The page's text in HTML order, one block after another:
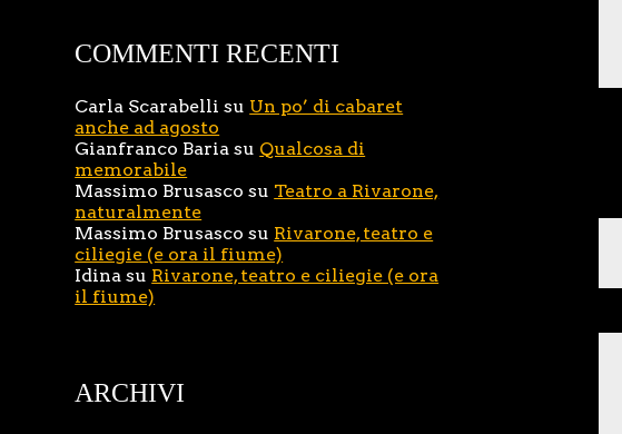
COMMENTI RECENTI
Carla Scarabelli su Un po’ di cabaret
anche ad agosto
Gianfranco Baria su Qualcosa di
memorabile
Massimo Brusasco su Teatro a Rivarone,
naturalmente
Massimo Brusasco su Rivarone, teatro e
ciliegie (e ora il fiume)
Idina su Rivarone, teatro e ciliegie (e ora
il fiume)
ARCHIVI